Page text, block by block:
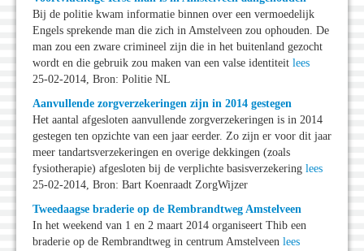
Bij de politie kwam informatie binnen over een vermoedelijk
Engels sprekende man die zich in Amstelveen zou ophouden. De
man zou een zware crimineel zijn die in het buitenland gezocht
wordt en die gebruik zou maken van een valse identiteit lees
25-02-2014, Bron: Politie NL
Aanvullende zorgverzekeringen zijn in 2014 gestegen
Het aantal afgesloten aanvullende zorgverzekeringen is in 2014
gestegen ten opzichte van een jaar eerder. Zo zijn er voor dit jaar
meer tandartsverzekeringen en overige dekkingen (zoals
fysiotherapie) afgesloten bij de verplichte basisverzekering lees
25-02-2014, Bron: Bart Koenraadt ZorgWijzer
Tweedaagse braderie op de Rembrandtweg Amstelveen
In het weekend van 1 en 2 maart 2014 organiseert Thib een
braderie op de Rembrandtweg in centrum Amstelveen lees